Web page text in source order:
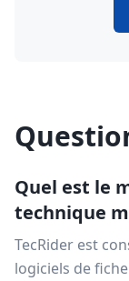
Quel est le
technique
TecRider est
logiciels de